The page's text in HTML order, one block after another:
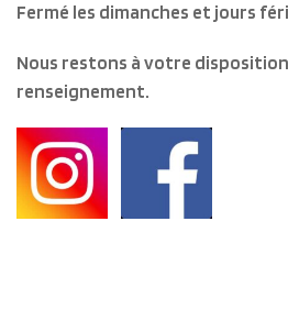
Fermé les dimanches et jours
Nous restons à votre
renseignement.